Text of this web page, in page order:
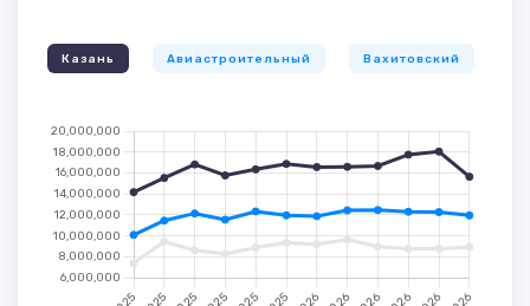
Казань Авиастроительный Вахитовский